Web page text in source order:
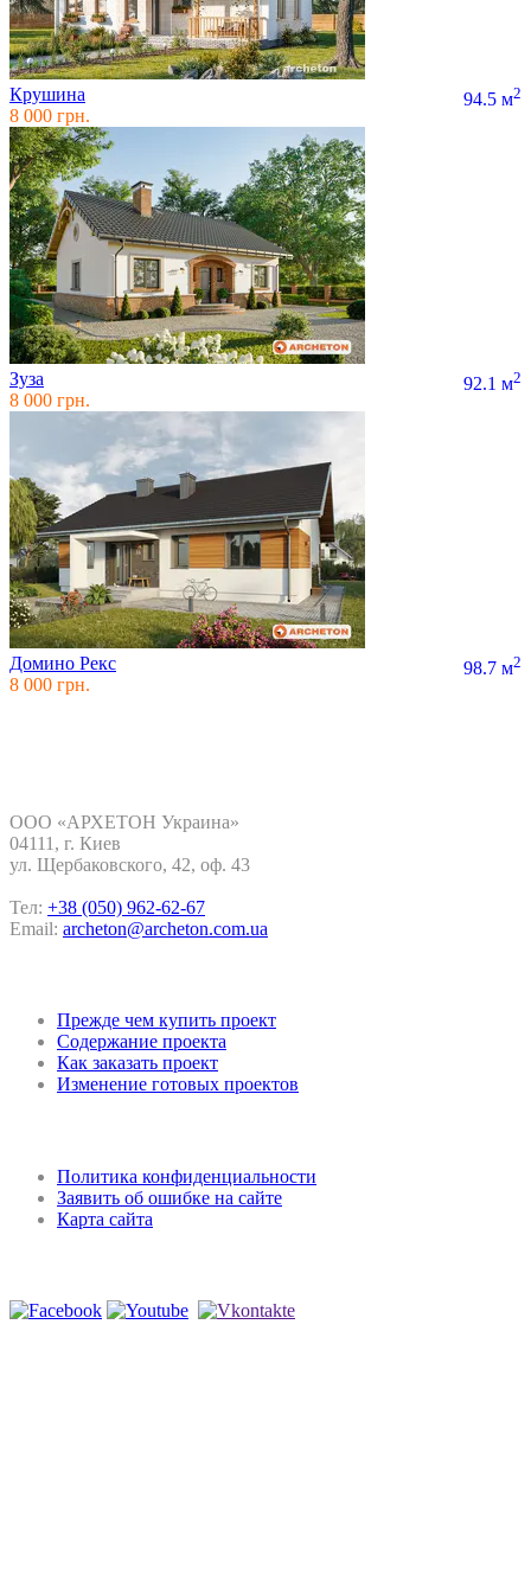
Крушина 94.5 м2
8 000 грн.
Зуза 92.1 м2
8 000 грн.
Домино Рекс 98.7 м2
8 000 грн.
ООО «АРХЕТОН Украина»
04111, г. Киев
ул. Щербаковского, 42, oф. 43
Тел: +38 (050) 962-62-67
Email: archeton@archeton.com.ua
Прежде чем купить проект
Содержание проекта
Как заказать проект
Изменение готовых проектов
Политика конфиденциальности
Заявить об ошибке на сайте
Карта сайта